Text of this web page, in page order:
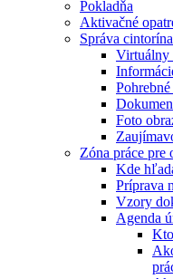
Pokladňa
Aktivačné
Správa cintorína
Virtuálny
Foto
Zóna práce pre
Kde
Príprava
Vzory
Agenda